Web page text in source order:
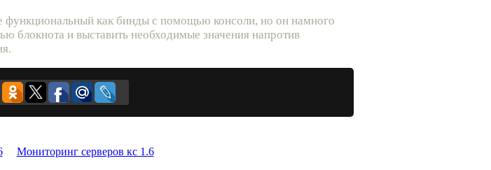
функциональный как бинды с помощью консоли, но он намного
блокнота и выставить необходимые значения напротив
Мониторинг серверов кс 1.6